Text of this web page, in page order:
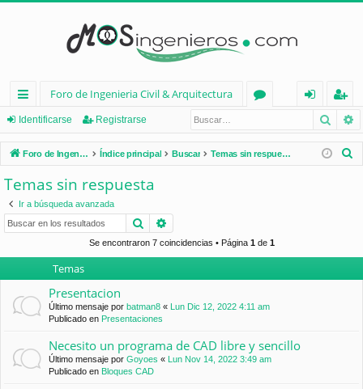
nl
ac
es
rá
pi
Foro de Ingenieria Civil & Arquitectura
os
nt
ifi
eg
ist
ra
Identificarse Registrarse
Foro de Ingenieria Civil & Arquitectura Índice principal Buscar Temas sin respuesta
Temas sin respuesta
Ir a búsqueda avanzada
Buscar
Se encontraron 7 coincidencias • Página 1de 1
Temas
Presentacion
Último mensaje por batman8 «
Lun Dic 12, 2022 4:11 am
Publicado en Presentaciones
Necesito un programa de CAD libre y sencillo
Último mensaje por Goyoes «
Lun Nov 14, 2022 3:49 am
Publicado en Bloques CAD